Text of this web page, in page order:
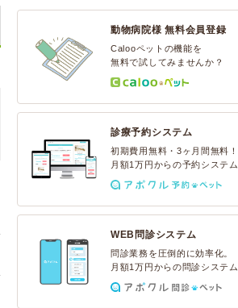
動物病院様 無料会員登録
Calooペットの機能を
無料で試してみませんか？
診療予約システム
初期費用無料・3ヶ月間無料！
月額1万円からの予約システム
WEB問診システム
問診業務を圧倒的に効率化。
月額1万円からの問診システム